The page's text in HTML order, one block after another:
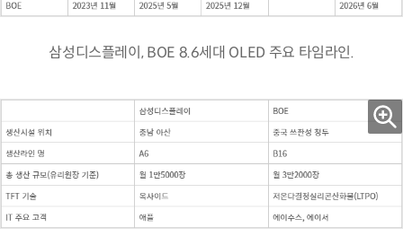
삼성디스플레이, BOE 8.6세대 OLED 주요 타임라인.